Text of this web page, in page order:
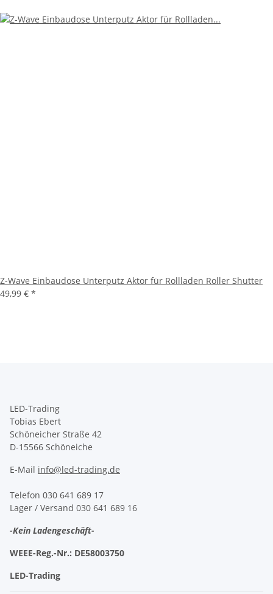
Z-Wave Einbaudose Unterputz Aktor für Rollladen Roller Shutter
49,99 € *
LED-Trading
Tobias Ebert
Schöneicher Straße 42
D-15566 Schöneiche
E-Mail info@led-trading.de
Telefon 030 641 689 17
Lager / Versand 030 641 689 16
-Kein Ladengeschäft-
WEEE-Reg.-Nr.: DE58003750
LED-Trading